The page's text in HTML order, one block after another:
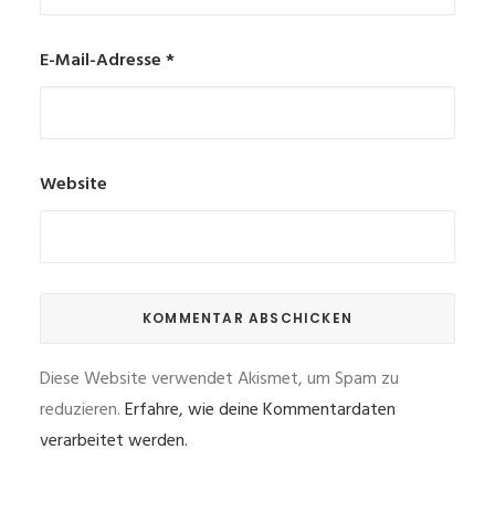
E-Mail-Adresse*
Website
Diese Website verwendet Akismet, um Spam zu
reduzieren.Erfahre, wie deine Kommentardaten
verarbeitet werden.